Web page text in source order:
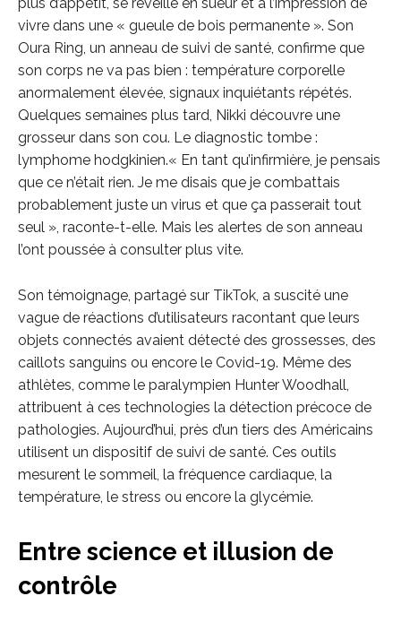
vivre dans une « gueule de bois permanente ». Son
Oura Ring, un anneau de suivi de santé, confirme que
son corps ne va pas bien : température corporelle
anormalement élevée, signaux inquiétants répétés.
Quelques semaines plus tard, Nikki découvre une
grosseur dans son cou. Le diagnostic tombe :
lymphome hodgkinien.« En tant qu’infirmière, je pensais
que ce n’était rien. Je me disais que je combattais
probablement juste un virus et que ça passerait tout
seul », raconte-t-elle. Mais les alertes de son anneau
l’ont poussée à consulter plus vite.
Son témoignage, partagé sur TikTok, a suscité une
vague de réactions d’utilisateurs racontant que leurs
objets connectés avaient détecté des grossesses, des
caillots sanguins ou encore le Covid-19. Même des
athlètes, comme le paralympien Hunter Woodhall,
attribuent à ces technologies la détection précoce de
pathologies. Aujourd’hui, près d’un tiers des Américains
utilisent un dispositif de suivi de santé. Ces outils
mesurent le sommeil, la fréquence cardiaque, la
température, le stress ou encore la glycémie.
Entre science et illusion de
contrôle